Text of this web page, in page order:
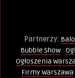
Partnerzy:
Bubble Show:
Ogłoszenia
Firmy Warszawa